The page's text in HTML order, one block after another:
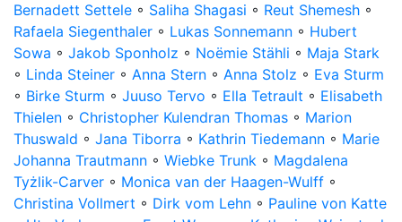
Bernadett Settele ◦ Saliha Shagasi ◦ Reut Shemesh ◦
Rafaela Siegenthaler ◦ Lukas Sonnemann ◦ Hubert
Sowa ◦ Jakob Sponholz ◦ Noëmie Stähli ◦ Maja Stark
◦ Linda Steiner ◦ Anna Stern ◦ Anna Stolz ◦ Eva Sturm
◦ Birke Sturm ◦ Juuso Tervo ◦ Ella Tetrault ◦ Elisabeth
Thielen ◦ Christopher Kulendran Thomas ◦ Marion
Thuswald ◦ Jana Tiborra ◦ Kathrin Tiedemann ◦ Marie
Johanna Trautmann ◦ Wiebke Trunk ◦ Magdalena
Tyżlik-Carver ◦ Monica van der Haagen-Wulff ◦
Christina Vollmert ◦ Dirk vom Lehn ◦ Pauline von Katte